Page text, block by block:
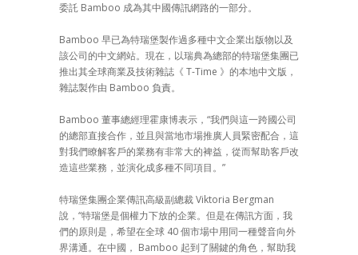
委託 Bamboo 成為其中國傳訊網路的一部分。
Bamboo 早已為特瑞堡製作過多種中文企業出版物以及
該公司的中文網站。現在，以瑞典為總部的特瑞堡集團已
推出其全球商業及技術雜誌《 T-Time 》的本地中文版，
雜誌製作由 Bamboo 負責。
Bamboo 董事總經理霍康博表示，“我們與這一跨國公司
的總部直接合作，並且與當地市場推廣人員緊密配合，這
對我們瞭解客戶的業務有非常大的裨益，從而幫助客戶改
造這些業務，並演化成多種不同項目。”
特瑞堡集團企業傳訊高級副總裁 Viktoria Bergman
說，“特瑞堡是個權力下放的企業。但是在傳訊方面，我
們的原則是，希望在全球 40 個市場中用同一種聲音向外
界溝通。在中國， Bamboo 起到了關鍵的角色，幫助我